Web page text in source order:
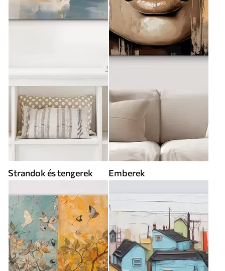
Strandok és tengerek Emberek